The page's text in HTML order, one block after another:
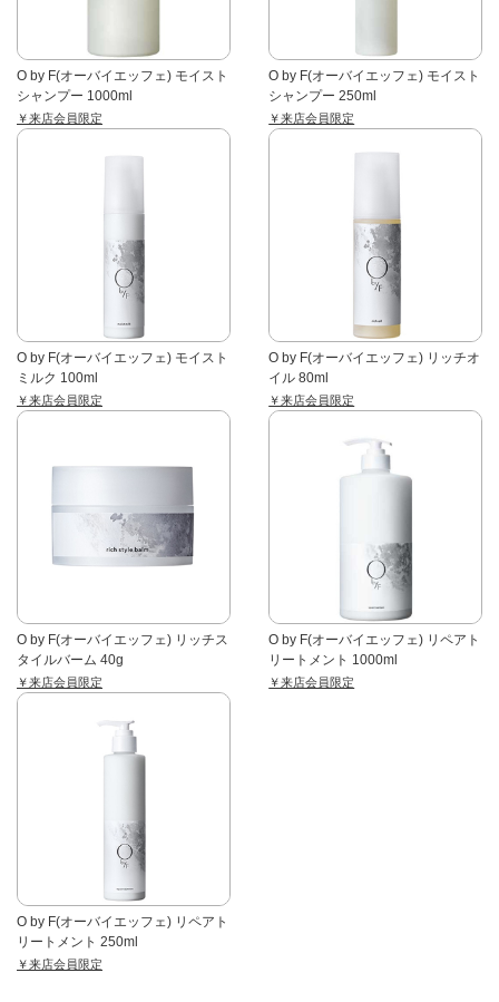
O by F(オーバイエッフェ) モイスト
シャンプー 1000ml
￥来店会員限定
O by F(オーバイエッフェ) モイスト
シャンプー 250ml
￥来店会員限定
O by F(オーバイエッフェ) モイスト
ミルク 100ml
￥来店会員限定
O by F(オーバイエッフェ) リッチオ
イル 80ml
￥来店会員限定
O by F(オーバイエッフェ) リッチス
タイルバーム 40g
￥来店会員限定
O by F(オーバイエッフェ) リペアト
リートメント 1000ml
￥来店会員限定
O by F(オーバイエッフェ) リペアト
リートメント 250ml
￥来店会員限定